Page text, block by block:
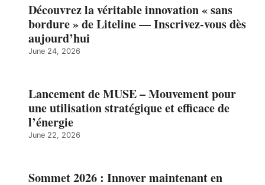
Découvrez la véritable innovation « sans
bordure » de Liteline — Inscrivez-vous dès
aujourd’hui
June 24, 2026
Lancement de MUSE – Mouvement pour
une utilisation stratégique et efficace de
l’énergie
June 22, 2026
Sommet 2026 : Innover maintenant en